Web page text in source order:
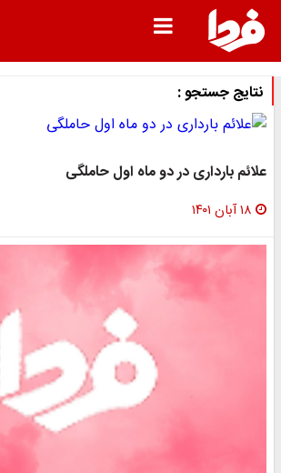
نتایج جستجو :
علائم بارداری در دو ماه اول حاملگی
۱۸ آبان ۱۴۰۱